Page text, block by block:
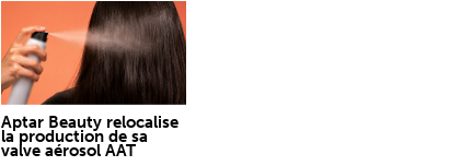
Aptar Beauty relocalise
la production de sa
valve aérosol AAT